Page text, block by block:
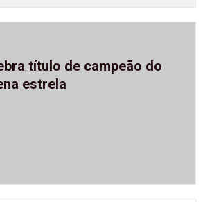
título de campeão do
estrela